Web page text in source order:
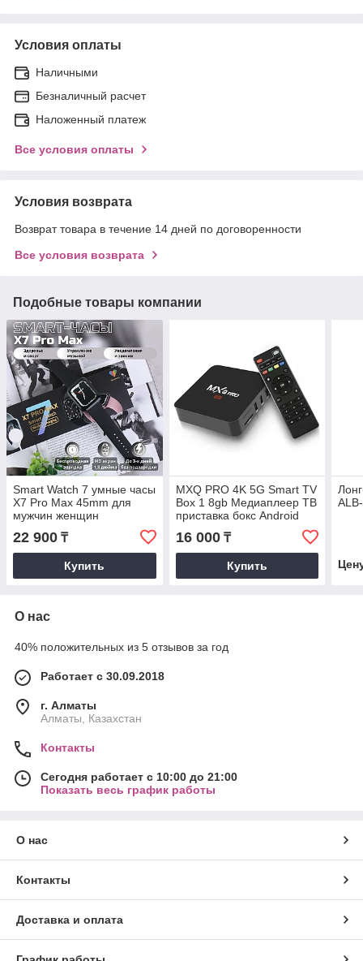
Условия оплаты
Наличными
Безналичный расчет
Наложенный платеж
Все условия оплаты
Условия возврата
Возврат товара в течение 14 дней по договоренности
Все условия возврата
Подобные товары компании
Smart Watch 7 умные часы
X7 Pro Max 45mm для
мужчин женщин
голосовой помощник
беспроводная зарядка
копия Apple
22 900 ₸
Купить
MXQ PRO 4K 5G Smart TV
Box 1 8gb Медиаплеер ТВ
приставка бокс Android
Rockchip RK3218 smartbox
16 000₸
Купить
О нас
40% положительных из 5 отзывов за год
Работает с 30.09.2018
г. Алматы
Алматы, Казахстан
Контакты
Сегодня работает с 10:00 до 21:00
Показать весь график работы
О нас
Контакты
Доставка и оплата